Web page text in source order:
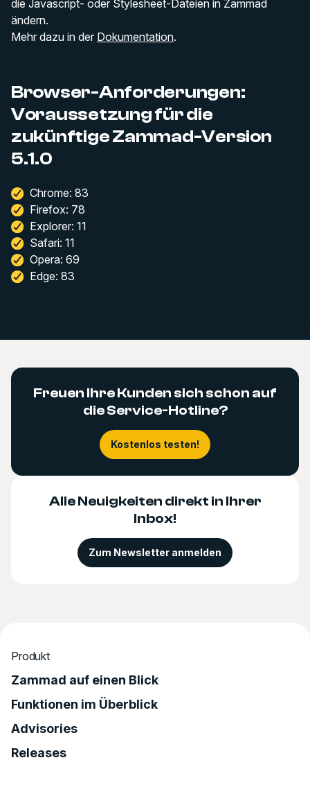
die Javascript- oder Stylesheet-Dateien in Zammad
ändern.
Mehr dazu in der Dokumentation.
Browser-Anforderungen:
Voraussetzung für die
zukünftige Zammad-Version
5.1.0
Chrome: 83
Firefox: 78
Explorer: 11
Safari: 11
Opera: 69
Edge: 83
Freuen Ihre Kunden sich schon auf
die Service-Hotline?
Kostenlos testen!
Alle Neuigkeiten direkt in Ihrer
Inbox!
Zum Newsletter anmelden
Produkt
Zammad auf einen Blick
Funktionen im Überblick
Advisories
Releases